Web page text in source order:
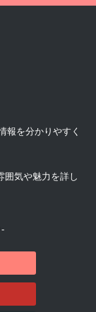
報を分かりやすく
囲気や魅力を詳し